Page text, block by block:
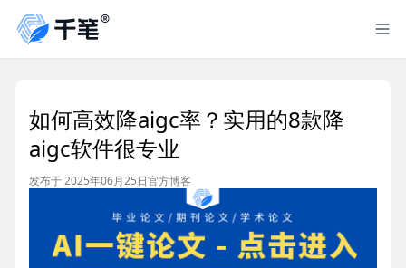
如何高效降aigc率？实用的8款降
aigc软件很专业
发布于 2025年06月25日官方博客